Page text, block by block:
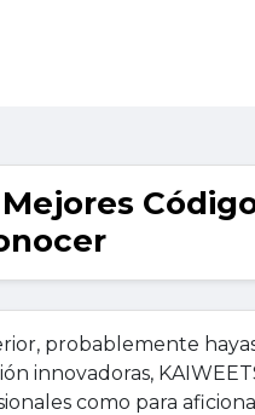
probablemente
innovadoras,
como para